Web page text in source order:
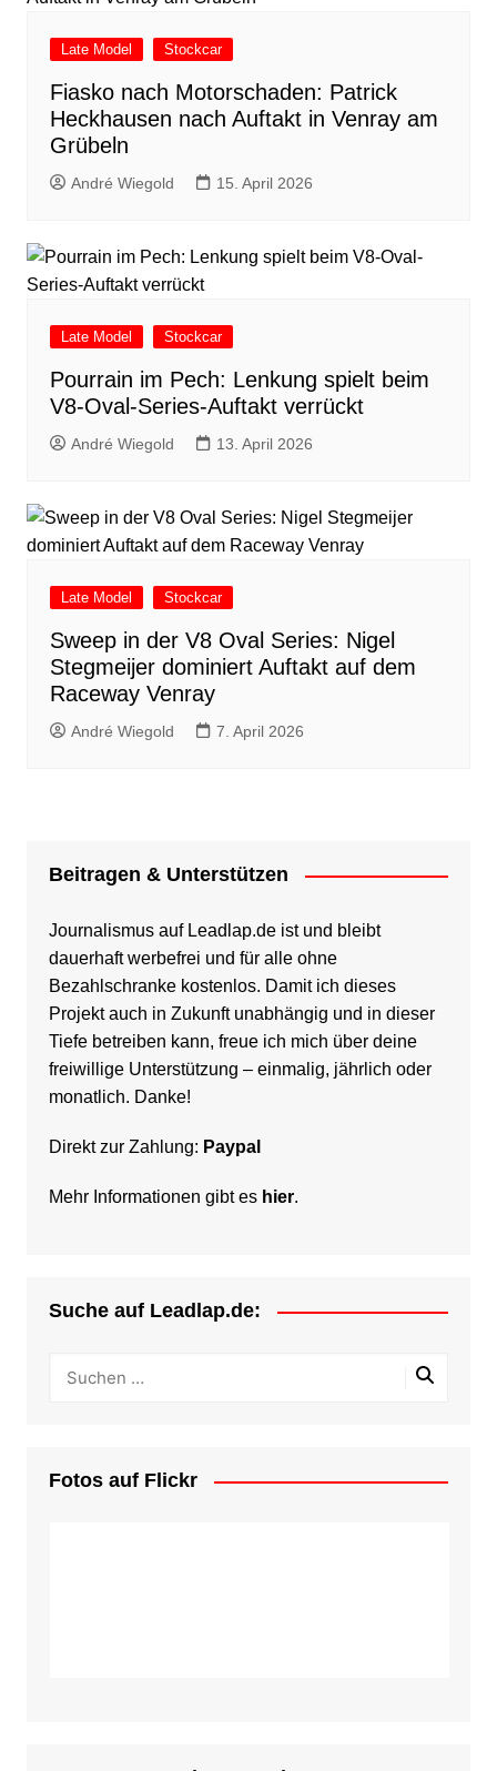
Late Model Stockcar
Fiasko nach Motorschaden: Patrick
Heckhausen nach Auftakt in Venray am
Grübeln
André Wiegold 15. April 2026
Late Model Stockcar
Pourrain im Pech: Lenkung spielt beim
V8-Oval-Series-Auftakt verrückt
André Wiegold 13. April 2026
Late Model Stockcar
Sweep in der V8 Oval Series: Nigel
Stegmeijer dominiert Auftakt auf dem
Raceway Venray
André Wiegold 7. April 2026
Beitragen & Unterstützen
Journalismus auf Leadlap.de ist und bleibt
dauerhaft werbefrei und für alle ohne
Bezahlschranke kostenlos. Damit ich dieses
Projekt auch in Zukunft unabhängig und in dieser
Tiefe betreiben kann, freue ich mich über deine
freiwillige Unterstützung – einmalig, jährlich oder
monatlich. Danke!
Direkt zur Zahlung: Paypal
Mehr Informationen gibt es hier.
Suche auf Leadlap.de:
Fotos auf Flickr